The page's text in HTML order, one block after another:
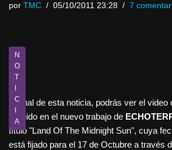
por TMC 05/10/2011 23:28 7
N
O
T
I
C
I
A
Al final de esta noticia, podrás ver el
incluido en el nuevo trabajo de
título "Land Of The Midnight Sun", cuya
está fijado para el 17 de Octubre a través